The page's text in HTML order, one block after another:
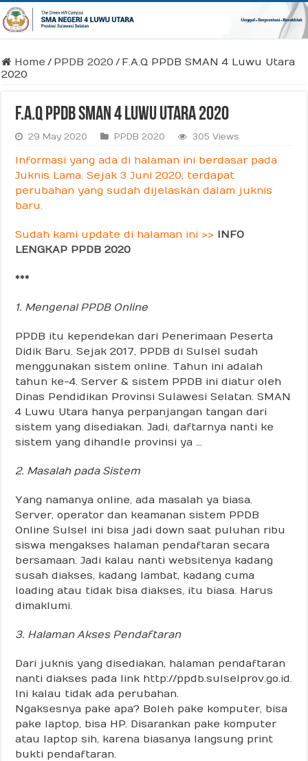
Home / PPDB 2020 / F.A.Q PPDB SMAN 4 Luwu Utara
2020
F.A.Q PPDB SMAN 4 Luwu Utara 2020
29 May 2020 PPDB 2020 305 Views
Informasi yang ada di halaman ini berdasar pada
Juknis Lama. Sejak 3 Juni 2020, terdapat
perubahan yang sudah dijelaskan dalam juknis
baru.
Sudah kami update di halaman ini >> INFO
LENGKAP PPDB 2020
***
1. Mengenal PPDB Online
PPDB itu kependekan dari Penerimaan Peserta
Didik Baru. Sejak 2017, PPDB di Sulsel sudah
menggunakan sistem online. Tahun ini adalah
tahun ke-4. Server & sistem PPDB ini diatur oleh
Dinas Pendidikan Provinsi Sulawesi Selatan. SMAN
4 Luwu Utara hanya perpanjangan tangan dari
sistem yang disediakan. Jadi, daftarnya nanti ke
sistem yang dihandle provinsi ya …
2. Masalah pada Sistem
Yang namanya online, ada masalah ya biasa.
Server, operator dan keamanan sistem PPDB
Online Sulsel ini bisa jadi down saat puluhan ribu
siswa mengakses halaman pendaftaran secara
bersamaan. Jadi kalau nanti websitenya kadang
susah diakses, kadang lambat, kadang cuma
loading atau tidak bisa diakses, itu biasa. Harus
dimaklumi.
3. Halaman Akses Pendaftaran
Dari juknis yang disediakan, halaman pendaftaran
nanti diakses pada link http://ppdb.sulselprov.go.id.
Ini kalau tidak ada perubahan.
Ngaksesnya pake apa? Boleh pake komputer, bisa
pake laptop, bisa HP. Disarankan pake komputer
atau laptop sih, karena biasanya langsung print
bukti pendaftaran.